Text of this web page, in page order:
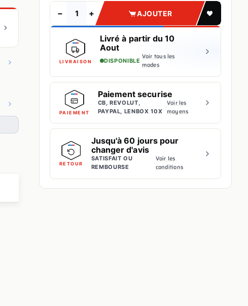
− + AJOUTER
LIVRAISON
Livré à partir du 10
Aout
DISPONIBLE ·Voir tous les
modes
PAIEMENT
Paiement securise
CB, REVOLUT,
PAYPAL, LENBOX 10X ·Voir les
moyens
RETOUR
Jusqu'à 60 jours pour
changer d'avis
SATISFAIT OU
REMBOURSE
·Voir les
conditions